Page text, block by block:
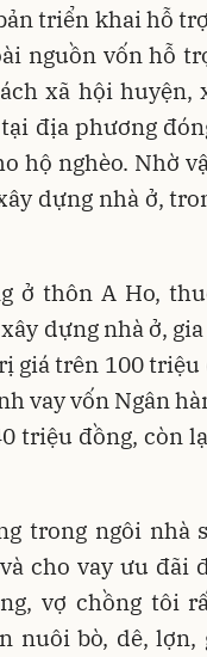
triển khai hỗ
nguồn vốn hỗ
xã hội huyện,
địa phương
hộ nghèo. Nhờ
dựng nhà ở,
ở thôn A Ho,
dựng nhà ở,
giá trên 100 triệu
vay vốn Ngân
triệu đồng, còn
trong ngôi nhà
cho vay ưu đãi
vợ chồng tôi
nuôi bò, dê, lợn,